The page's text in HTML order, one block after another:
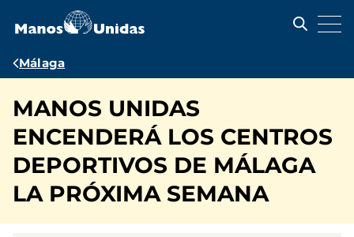
contenido
Ruta
navegación
Málaga
MANOS UNIDAS
ENCENDERÁ LOS CENTROS
DEPORTIVOS DE MÁLAGA
LA PRÓXIMA SEMANA